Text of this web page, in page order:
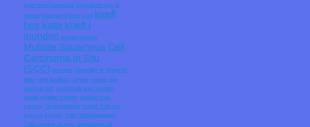
lyder som barnegråd katte lærer selv at
spinde klagespind giver mad kræft
hos katte kræft i
munden mange smerter
Multiple Squamous Cell
Carcinoma In Situ
(SCC) nervøse påskeliljer er giftige for
katte rødt tandkød spinder spinder lige
inden de dør spindet går lige i hjernen
stadig tydelige smerter særlige små
væsner Tandproblemer troede Tulle var
kræsen tryghed Tulle i dobbeltsengen
Tulle vækker os igen ubehagelige og